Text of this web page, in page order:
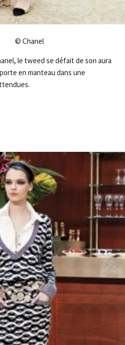
le tweed se défait de son aura
en manteau dans une